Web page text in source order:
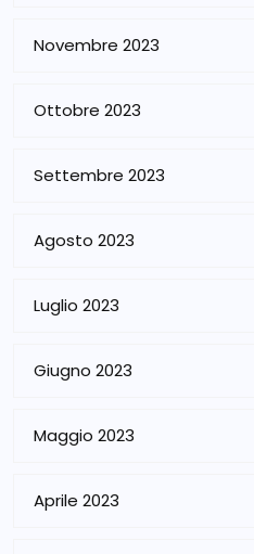
Novembre 2023
Ottobre 2023
Settembre 2023
Agosto 2023
Luglio 2023
Giugno 2023
Maggio 2023
Aprile 2023